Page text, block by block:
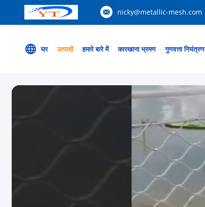
nicky@metallic-mesh.com
घर उत्पादों हमारे बारे में कारखाना भ्रमण गुणवत्ता नियंत्रण